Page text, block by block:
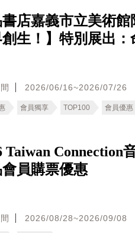
店嘉義市立美術館
生！】特別展出
2026/06/16~2026/07/26
會員獨享 TOP100 會員優惠
Taiwan
員購票優惠
2026/08/28~2026/09/08